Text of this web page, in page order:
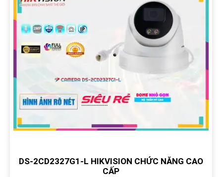
DS-2CD2327G1-L HIKVISION CHỨC NĂNG CAO
CẤP